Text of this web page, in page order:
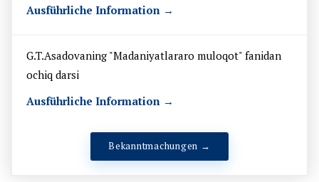
Ausführliche Information →
G.T.Asadovaning "Madaniyatlararo muloqot" fanidan
ochiq darsi
Ausführliche Information →
Bekanntmachungen →